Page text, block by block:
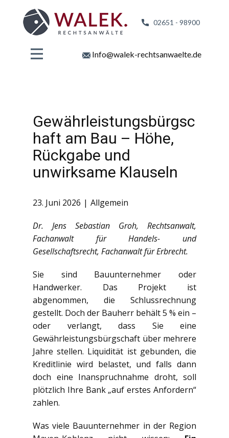
02651 - 98900
Info@walek-rechtsanwaelte.de
Gewährleistungsbürgsc
haft am Bau – Höhe,
Rückgabe und
unwirksame Klauseln
23. Juni 2026 Allgemein
Dr. Jens Sebastian Groh, Rechtsanwalt,
Fachanwalt für Handels- und
Gesellschaftsrecht, Fachanwalt für Erbrecht.
Sie sind Bauunternehmer oder
Handwerker. Das Projekt ist
abgenommen, die Schlussrechnung
gestellt. Doch der Bauherr behält 5 % ein –
oder verlangt, dass Sie eine
Gewährleistungsbürgschaft über mehrere
Jahre stellen. Liquidität ist gebunden, die
Kreditlinie wird belastet, und falls dann
doch eine Inanspruchnahme droht, soll
plötzlich Ihre Bank „auf erstes Anfordern“
zahlen.
Was viele Bauunternehmer in der Region